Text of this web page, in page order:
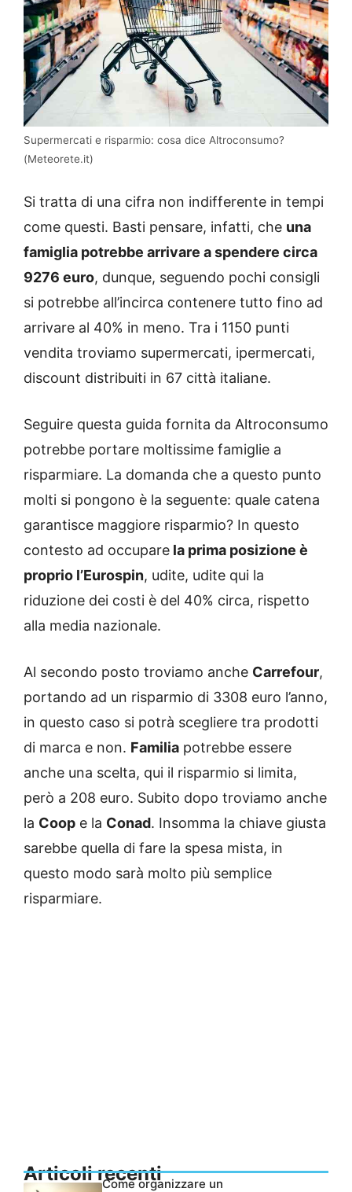
Supermercati e risparmio: cosa dice Altroconsumo?
(Meteorete.it)
Si tratta di una cifra non indifferente in tempi
come questi. Basti pensare, infatti, che una
famiglia potrebbe arrivare a spendere circa
9276 euro, dunque, seguendo pochi consigli
si potrebbe all’incirca contenere tutto fino ad
arrivare al 40% in meno. Tra i 1150 punti
vendita troviamo supermercati, ipermercati,
discount distribuiti in 67 città italiane.
Seguire questa guida fornita da Altroconsumo
potrebbe portare moltissime famiglie a
risparmiare. La domanda che a questo punto
molti si pongono è la seguente: quale catena
garantisce maggiore risparmio? In questo
contesto ad occupare la prima posizione è
proprio l’Eurospin, udite, udite qui la
riduzione dei costi è del 40% circa, rispetto
alla media nazionale.
Al secondo posto troviamo anche Carrefour,
portando ad un risparmio di 3308 euro l’anno,
in questo caso si potrà scegliere tra prodotti
di marca e non. Familia potrebbe essere
anche una scelta, qui il risparmio si limita,
però a 208 euro. Subito dopo troviamo anche
la Coop e la Conad. Insomma la chiave giusta
sarebbe quella di fare la spesa mista, in
questo modo sarà molto più semplice
risparmiare.
Articoli recentiCome organizzare un